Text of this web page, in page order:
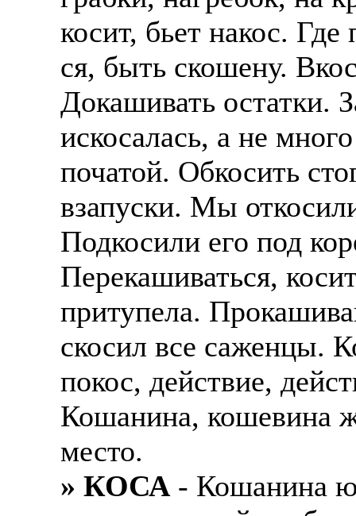
косит, бьет накос.
ся, быть скошену.
Докашивать остатки.
искосалась, а не
початой. Обкосить
взапуски. Мы
Подкосили его под
Перекашиваться,
притупела.
скосил все саженцы.
покос, действие,
Кошанина, кошевина
место.
» КОСА- Кошанина